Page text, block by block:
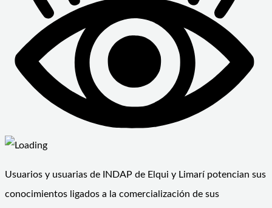
Usuarios y usuarias de INDAP de Elqui y Limarí potencian sus
conocimientos ligados a la comercialización de sus